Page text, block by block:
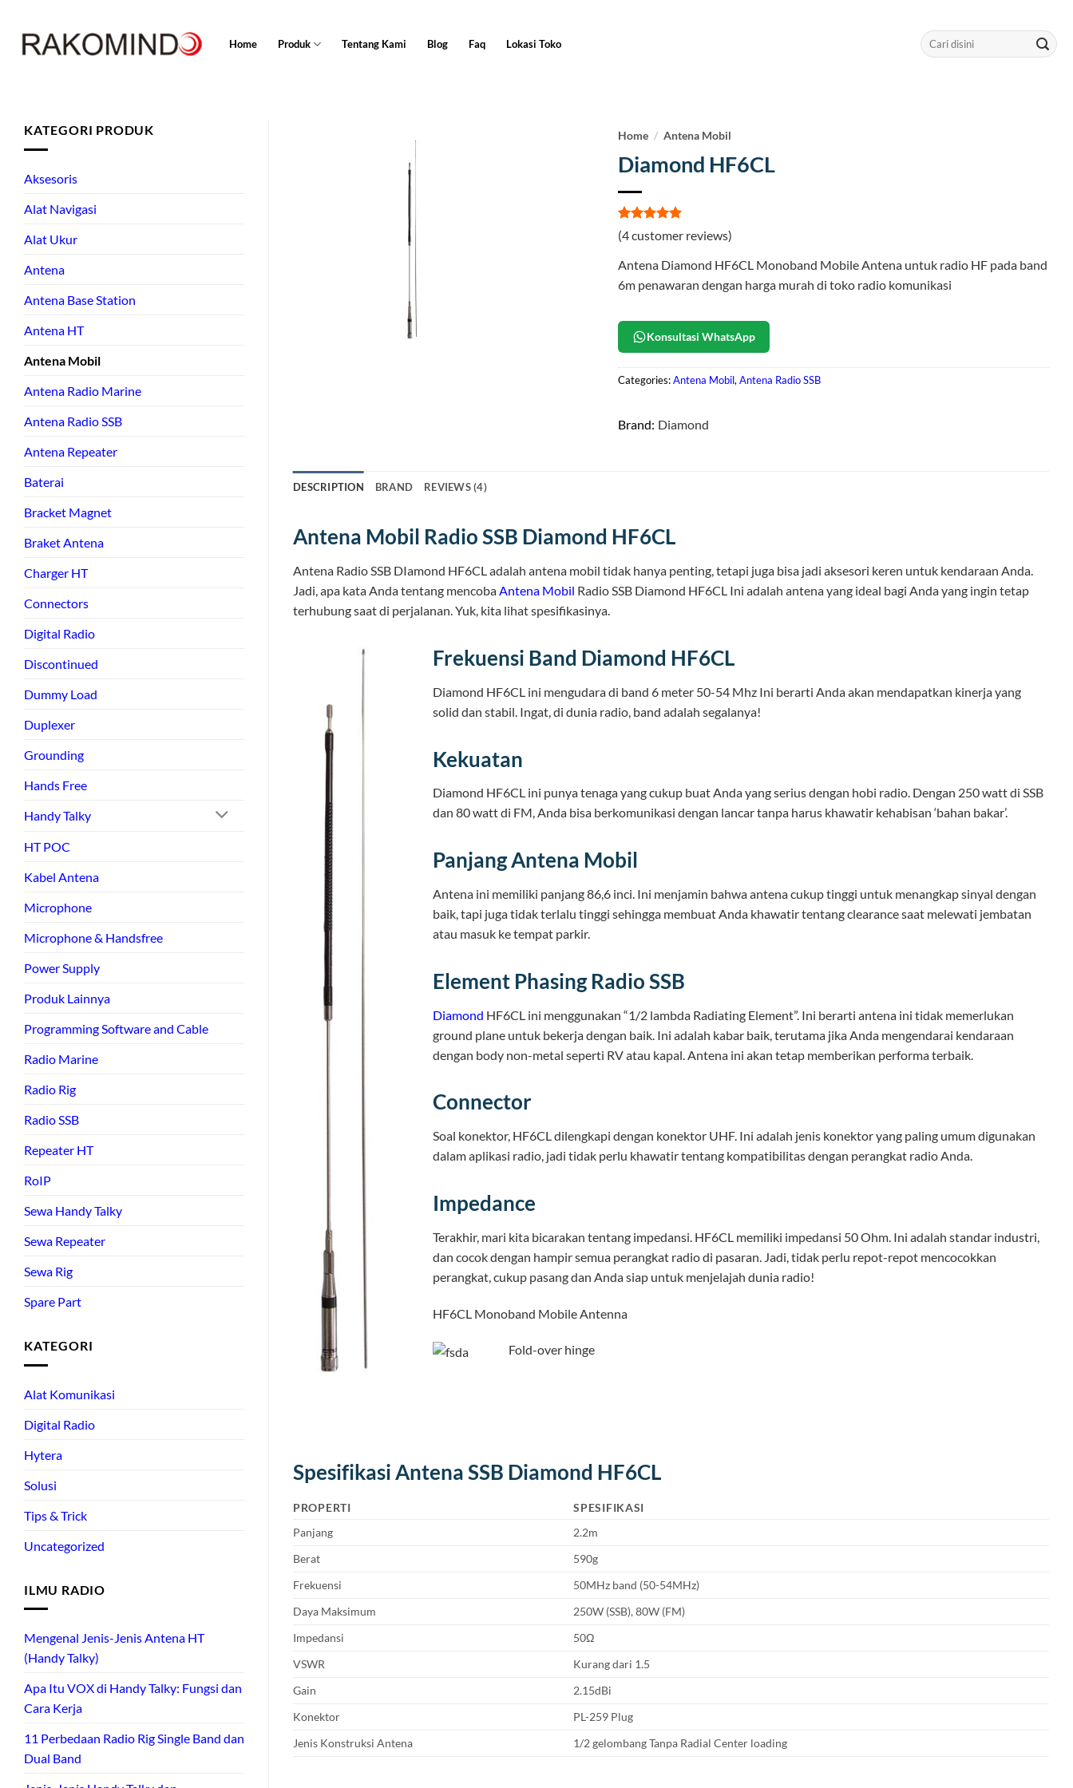
content
Home Produk Tentang Kami Blog Faq Lokasi Toko
Search
for:
KATEGORI PRODUK
Aksesoris
Alat Navigasi
Alat Ukur
Antena
Antena Base Station
Antena HT
Antena Mobil
Antena Radio Marine
Antena Radio SSB
Antena Repeater
Baterai
Bracket Magnet
Braket Antena
Charger HT
Connectors
Digital Radio
Discontinued
Dummy Load
Duplexer
Grounding
Hands Free
Handy Talky
HT POC
Kabel Antena
Microphone
Microphone & Handsfree
Power Supply
Produk Lainnya
Programming Software and Cable
Radio Marine
Radio Rig
Radio SSB
Repeater HT
RoIP
Sewa Handy Talky
Sewa Repeater
Sewa Rig
Spare Part
KATEGORI
Alat Komunikasi
Digital Radio
Hytera
Solusi
Tips & Trick
Uncategorized
ILMU RADIO
Mengenal Jenis-Jenis Antena HT
(Handy Talky)
Apa Itu VOX di Handy Talky: Fungsi dan
Cara Kerja
11 Perbedaan Radio Rig Single Band dan
Dual Band
Home / Antena Mobil
Diamond HF6CL
Rated5
out of 5
4
customer
ratings
(4customer reviews)
Antena Diamond HF6CL Monoband Mobile Antena untuk radio HF pada band
6m penawaran dengan harga murah di toko radio komunikasi
Konsultasi WhatsApp
Categories:Antena Mobil,Antena Radio SSB
Brand: Diamond
DESCRIPTION BRAND REVIEWS (4)
Antena Mobil Radio SSB Diamond HF6CL
Antena Radio SSB DIamond HF6CL adalah antena mobil tidak hanya penting, tetapi juga bisa jadi aksesori keren untuk kendaraan Anda.
Jadi, apa kata Anda tentang mencobaAntena Mobil Radio SSB Diamond HF6CL Ini adalah antena yang ideal bagi Anda yang ingin tetap
terhubung saat di perjalanan. Yuk, kita lihat spesifikasinya.
Frekuensi Band Diamond HF6CL
Diamond HF6CL ini mengudara di band 6 meter 50-54 Mhz Ini berarti Anda akan mendapatkan kinerja yang
solid dan stabil. Ingat, di dunia radio, band adalah segalanya!
Kekuatan
Diamond HF6CL ini punya tenaga yang cukup buat Anda yang serius dengan hobi radio. Dengan 250 watt di SSB
dan 80 watt di FM, Anda bisa berkomunikasi dengan lancar tanpa harus khawatir kehabisan ‘bahan bakar’.
Panjang Antena Mobil
Antena ini memiliki panjang 86,6 inci. Ini menjamin bahwa antena cukup tinggi untuk menangkap sinyal dengan
baik, tapi juga tidak terlalu tinggi sehingga membuat Anda khawatir tentang clearance saat melewati jembatan
atau masuk ke tempat parkir.
Element Phasing Radio SSB
Diamond HF6CL ini menggunakan “1/2 lambda Radiating Element”. Ini berarti antena ini tidak memerlukan
ground plane untuk bekerja dengan baik. Ini adalah kabar baik, terutama jika Anda mengendarai kendaraan
dengan body non-metal seperti RV atau kapal. Antena ini akan tetap memberikan performa terbaik.
Connector
Soal konektor, HF6CL dilengkapi dengan konektor UHF. Ini adalah jenis konektor yang paling umum digunakan
dalam aplikasi radio, jadi tidak perlu khawatir tentang kompatibilitas dengan perangkat radio Anda.
Impedance
Terakhir, mari kita bicarakan tentang impedansi. HF6CL memiliki impedansi 50 Ohm. Ini adalah standar industri,
dan cocok dengan hampir semua perangkat radio di pasaran. Jadi, tidak perlu repot-repot mencocokkan
perangkat, cukup pasang dan Anda siap untuk menjelajah dunia radio!
HF6CL Monoband Mobile Antenna
Fold-over hinge
Spesifikasi Antena SSB Diamond HF6CL
PROPERTI
SPESIFIKASI
Panjang
2.2m
Berat
590g
Frekuensi
50MHz band (50-54MHz)
Daya Maksimum
250W (SSB), 80W (FM)
Impedansi
50Ω
VSWR
Kurang dari 1.5
Gain
2.15dBi
Konektor
PL-259 Plug
Jenis Konstruksi Antena
1/2 gelombang Tanpa Radial Center loading